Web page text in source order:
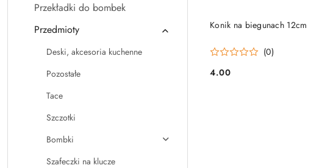
Przekładki do bombek
Przedmioty
Deski, akcesoria kuchenne
Pozostałe
Tace
Szczotki
Bombki
Szafeczki na klucze
Konik na biegunach 12cm
(0)
Cena:
4.00
DO KOSZYKA